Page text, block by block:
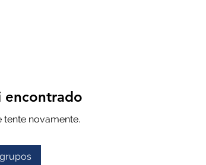
encontrado
tente novamente.